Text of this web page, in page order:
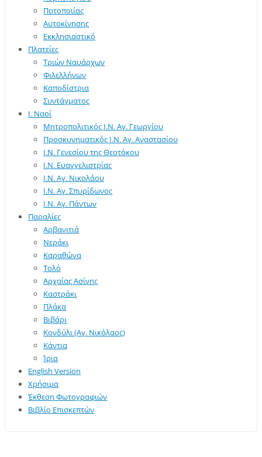
Ποτοποιίας
Αυτοκίνησης
Εκκλησιαστικό
Πλατείες
Τριών Ναυάρχων
Φιλελλήνων
Καποδίστρια
Συντάγματος
Ι. Ναοί
Μητροπολιτικός Ι.Ν. Αγ. Γεωργίου
Προσκυνηματικός Ι.Ν. Αγ. Αναστασίου
Ι.Ν. Γενεσίου της Θεοτόκου
Ι.Ν. Ευαγγελιστρίας
Ι.Ν. Αγ. Νικολάου
Ι.Ν. Αγ. Σπυρίδωνος
Ι.Ν. Αγ. Πάντων
Παραλίες
Αρβανιτιά
Νεράκι
Καραθώνα
Τολό
Αρχαίας Ασίνης
Καστράκι
Πλάκα
Βιβάρι
Κονδύλι (Αγ. Νικόλαος)
Κάντια
Ίρια
English Version
Χρήσιμα
Έκθεση Φωτογραφιών
Βιβλίο Επισκεπτών